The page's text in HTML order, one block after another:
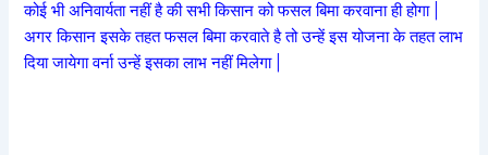
कोई भी अनिवार्यता नहीं है की सभी किसान को फसल बिमा करवाना ही होगा |
अगर किसान इसके तहत फसल बिमा करवाते है तो उन्हें इस योजना के तहत लाभ
दिया जायेगा वर्ना उन्हें इसका लाभ नहीं मिलेगा |